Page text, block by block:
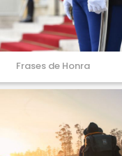
Frases de Honra